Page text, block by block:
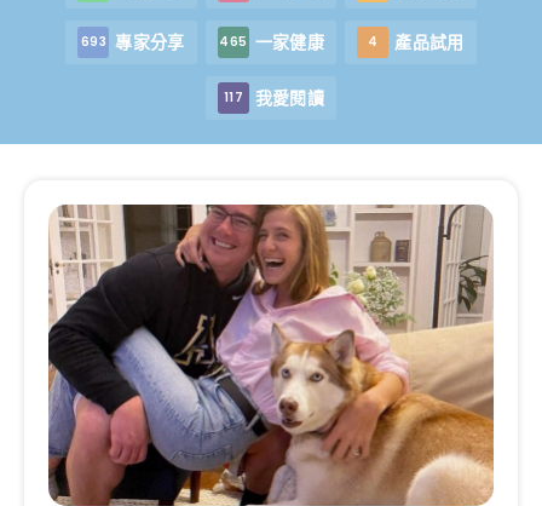
693 專家分享 465 一家健康 4 產品試用
117 我愛閱讀